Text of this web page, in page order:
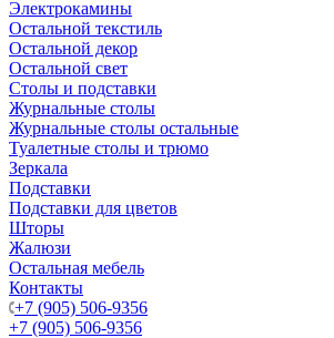
Электрокамины
Остальной текстиль
Остальной декор
Остальной свет
Столы и подставки
Журнальные столы
Журнальные столы остальные
Туалетные столы и трюмо
Зеркала
Подставки
Подставки для цветов
Шторы
Жалюзи
Остальная мебель
Контакты
+7 (905) 506-9356
+7 (905) 506-9356